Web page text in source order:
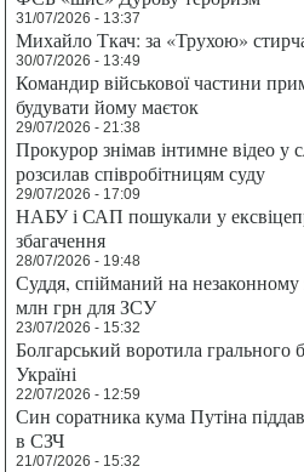
31/07/2026 - 13:37
Михайло Ткач: за «Трухою»
30/07/2026 - 13:49
Командир військової частини
будувати йому маєток
29/07/2026 - 21:38
Прокурор знімав інтимне відео у
розсилав співробітницям суду
29/07/2026 - 17:09
НАБУ і САП пошукали у
збагачення
28/07/2026 - 19:48
Суддя, спійманий на незаконному
млн грн для ЗСУ
23/07/2026 - 15:32
Болгарський воротила грального
Україні
22/07/2026 - 12:59
Син соратника кума Путіна
в СЗЧ
21/07/2026 - 15:32